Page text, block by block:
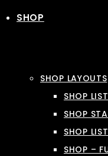
SHOP
SHOP LAYOUTS
SHOP
SHOP
SHOP
SHOP –